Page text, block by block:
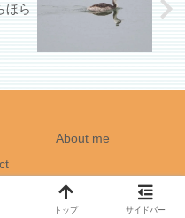
ほら
About me
All Rights Reserved.
トップ サイドバー